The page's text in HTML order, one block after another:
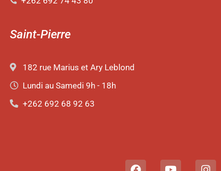
Saint-Pierre
182 rue Marius et Ary Leblond
Lundi au Samedi 9h - 18h
+262 692 68 92 63
F
Y
I